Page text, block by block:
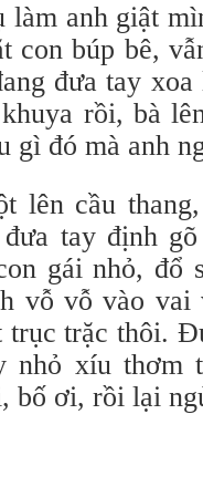
làm anh giật
con búp bê,
đưa tay
rồi, bà
gì đó mà anh
lên cầu
tay định
gái nhỏ, đổ
vỗ vỗ vào vai
trục trặc thôi.
nhỏ xíu thơm
bố ơi, rồi lại